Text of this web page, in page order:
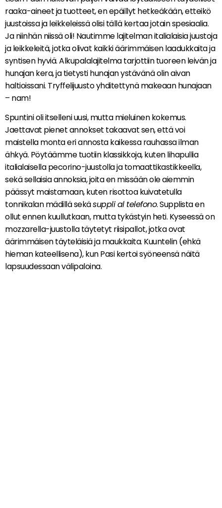
raaka-aineet ja tuotteet, en epäillyt hetkeäkään, etteikö
juustoissa ja leikkeleissä olisi tällä kertaa jotain spesiaalia.
Ja niinhän niissä oli! Nautimme lajitelman italialaisia juustoja
ja leikkeleitä, jotka olivat kaikki äärimmäisen laadukkaita ja
syntisen hyviä. Alkupalalajitelma tarjottiin tuoreen leivän ja
hunajan kera, ja tietysti hunajan ystävänä olin aivan
haltioissani. Tryffelijuusto yhditettynä makeaan hunajaan
– nam!
Spuntini oli itselleni uusi, mutta mieluinen kokemus.
Jaettavat pienet annokset takaavat sen, että voi
maistella monta eri annosta kaikessa rauhassa ilman
ähkyä. Pöytäämme tuotiin klassikkoja, kuten lihapullia
italialaisella pecorino-juustolla ja tomaattikastikkeella,
sekä sellaisia annoksia, joita en missään ole aiemmin
päässyt maistamaan, kuten risottoa kuivatetulla
tonnikalan mädillä sekäsuppli al telefono. Supplista en
ollut ennen kuullutkaan, mutta tykästyin heti. Kyseessä on
mozzarella-juustolla täytetyt riisipallot, jotka ovat
äärimmäisen täyteläisiä ja maukkaita. Kuuntelin (ehkä
hieman kateellisena), kun Pasi kertoi syöneensä näitä
lapsuudessaan välipaloina.